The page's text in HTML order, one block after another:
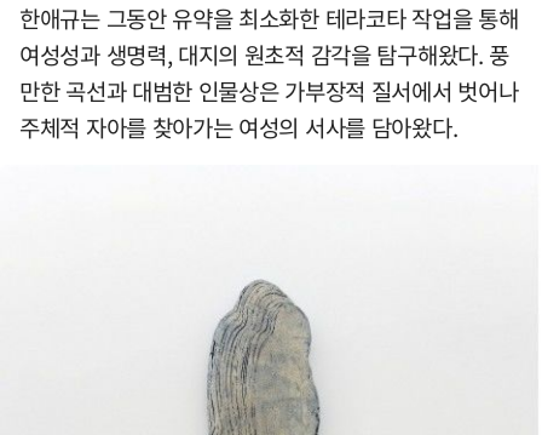
한애규는 그동안 유약을 최소화한 테라코타 작업을 통해
여성성과 생명력, 대지의 원초적 감각을 탐구해왔다. 풍
만한 곡선과 대범한 인물상은 가부장적 질서에서 벗어나
주체적 자아를 찾아가는 여성의 서사를 담아왔다.